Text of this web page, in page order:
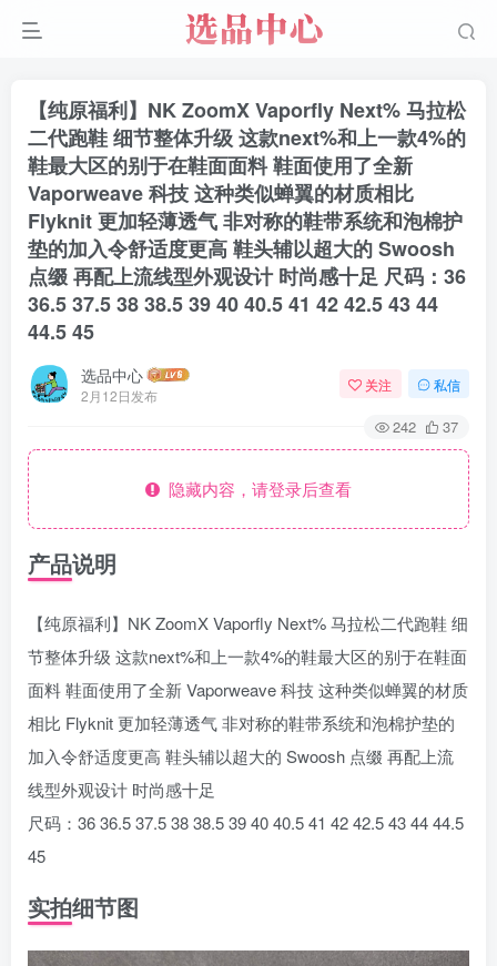
【纯原福利】NK ZoomX Vaporfly Next% 马拉松
二代跑鞋 细节整体升级 这款next%和上一款4%的
鞋最大区的别于在鞋面面料 鞋面使用了全新
Vaporweave 科技 这种类似蝉翼的材质相比
Flyknit 更加轻薄透气 非对称的鞋带系统和泡棉护
垫的加入令舒适度更高 鞋头辅以超大的 Swoosh
点缀 再配上流线型外观设计 时尚感十足 尺码：36
36.5 37.5 38 38.5 39 40 40.5 41 42 42.5 43 44
44.5 45
选品中心
2月12日发布
关注 私信
242 37
隐藏内容，请登录后查看
产品说明
【纯原福利】NK ZoomX Vaporfly Next% 马拉松二代跑鞋 细
节整体升级 这款next%和上一款4%的鞋最大区的别于在鞋面
面料 鞋面使用了全新 Vaporweave 科技 这种类似蝉翼的材质
相比 Flyknit 更加轻薄透气 非对称的鞋带系统和泡棉护垫的
加入令舒适度更高 鞋头辅以超大的 Swoosh 点缀 再配上流
线型外观设计 时尚感十足
尺码：36 36.5 37.5 38 38.5 39 40 40.5 41 42 42.5 43 44 44.5
45
实拍细节图